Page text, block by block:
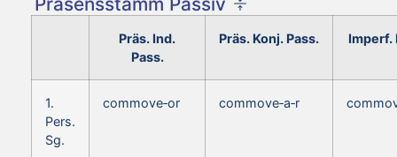
Präs. Ind.
Pass.
Präs. Konj. Pass. Imperf.
1.
Pers.
Sg.
commove‑or commove‑a‑r